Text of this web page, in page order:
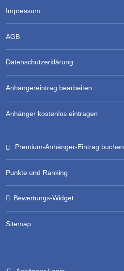
Impressum
AGB
Datenschutzerklärung
Anhängereintrag bearbeiten
Anhänger kostenlos eintragen
Premium-Anhänger-Eintrag buchen
Punkte und Ranking
Bewertungs-Widget
Sitemap